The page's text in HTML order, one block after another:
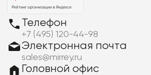
Телефон
+7 (495) 120-44-98
Электронная почта
sales@mirrey.ru
Головной офис